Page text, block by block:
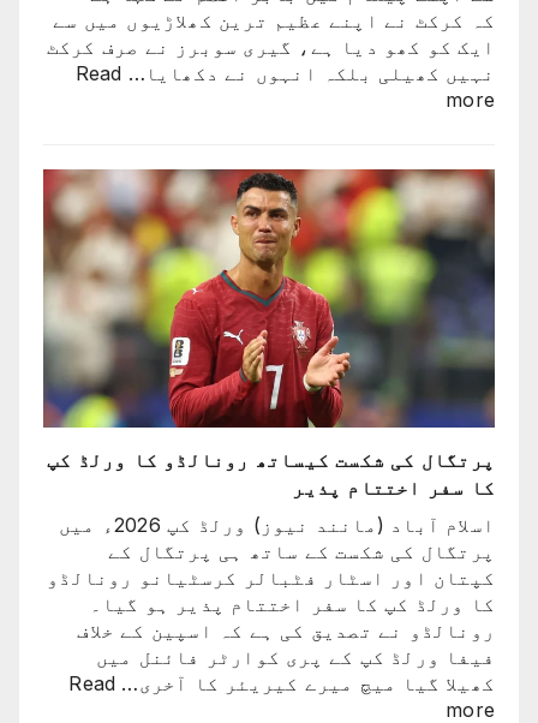
کہ کرکٹ نے اپنے عظیم ترین کھلاڑیوں میں سے
ایک کو کھو دیا ہے، گیری سوبرز نے صرف کرکٹ
نہیں کھیلی بلکہ انہوں نے دکھایا… Read
more
:
اپنے
عظیم
ترین
کھلاڑیوں
میں
ایک
کو
دیا:
اعظم
پرتگال کی شکست کیساتھ رونالڈو کا ورلڈ کپ
کا سفر اختتام پذیر
اسلام آباد (مانند نیوز) ورلڈ کپ 2026ء میں
پرتگال کی شکست کے ساتھ ہی پرتگال کے
کپتان اور اسٹار فٹبالر کرسٹیانو رونالڈو
کا ورلڈ کپ کا سفر اختتام پذیر ہو گیا۔
رونالڈو نے تصدیق کی ہے کہ اسپین کے خلاف
فیفا ورلڈ کپ کے پری کوارٹر فائنل میں
کھیلا گیا میچ میرے کیریئر کا آخری… Read
more
: